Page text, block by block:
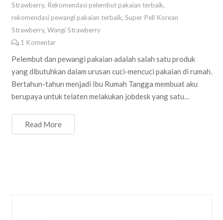
Strawberry, Rekomendasi pelembut pakaian terbaik,
rekomendasi pewangi pakaian terbaik, Super Pell Korean
Strawberry, Wangi Strawberry
1 Komentar
Pelembut dan pewangi pakaian adalah salah satu produk
yang dibutuhkan dalam urusan cuci-mencuci pakaian di rumah.
Bertahun-tahun menjadi Ibu Rumah Tangga membuat aku
berupaya untuk telaten melakukan jobdesk yang satu…
Read More